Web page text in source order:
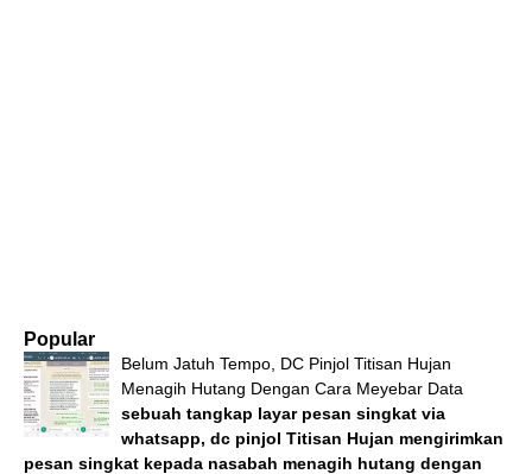
Popular
Belum Jatuh Tempo, DC Pinjol Titisan Hujan
Menagih Hutang Dengan Cara Meyebar Data
sebuah tangkap layar pesan singkat via
whatsapp, dc pinjol Titisan Hujan mengirimkan
pesan singkat kepada nasabah menagih hutang dengan